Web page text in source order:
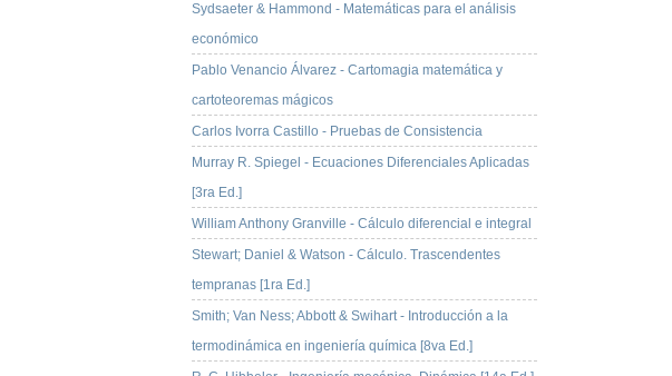
Sydsaeter & Hammond - Matemáticas para el análisis
económico
Pablo Venancio Álvarez - Cartomagia matemática y
cartoteoremas mágicos
Carlos Ivorra Castillo - Pruebas de Consistencia
Murray R. Spiegel - Ecuaciones Diferenciales Aplicadas
[3ra Ed.]
William Anthony Granville - Cálculo diferencial e integral
Stewart; Daniel & Watson - Cálculo. Trascendentes
tempranas [1ra Ed.]
Smith; Van Ness; Abbott & Swihart - Introducción a la
termodinámica en ingeniería química [8va Ed.]